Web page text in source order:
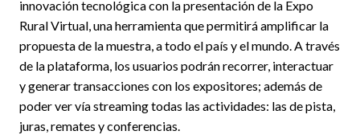
innovación tecnológica con la presentación de la Expo
Rural Virtual, una herramienta que permitirá amplificar la
propuesta de la muestra, a todo el país y el mundo. A través
de la plataforma, los usuarios podrán recorrer, interactuar
y generar transacciones con los expositores; además de
poder ver vía streaming todas las actividades: las de pista,
juras, remates y conferencias.